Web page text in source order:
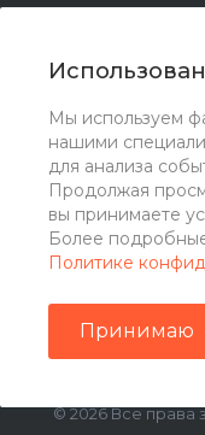
Мы используем
нашими
для анализа
Продолжая
вы принимаете
Более
Политике
Принимаю
г. Москва,
© 2026 Все права